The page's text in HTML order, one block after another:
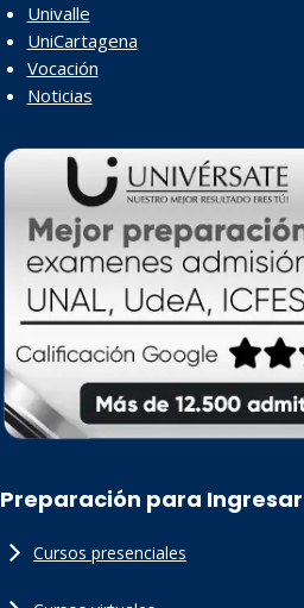
Univalle
UniCartagena
Vocación
Noticias
Preparación para Ingresar
Cursos presenciales